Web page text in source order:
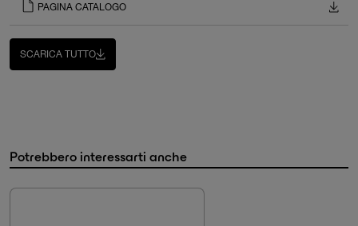
PAGINA CATALOGO
SCARICA TUTTO
Potrebbero interessarti anche